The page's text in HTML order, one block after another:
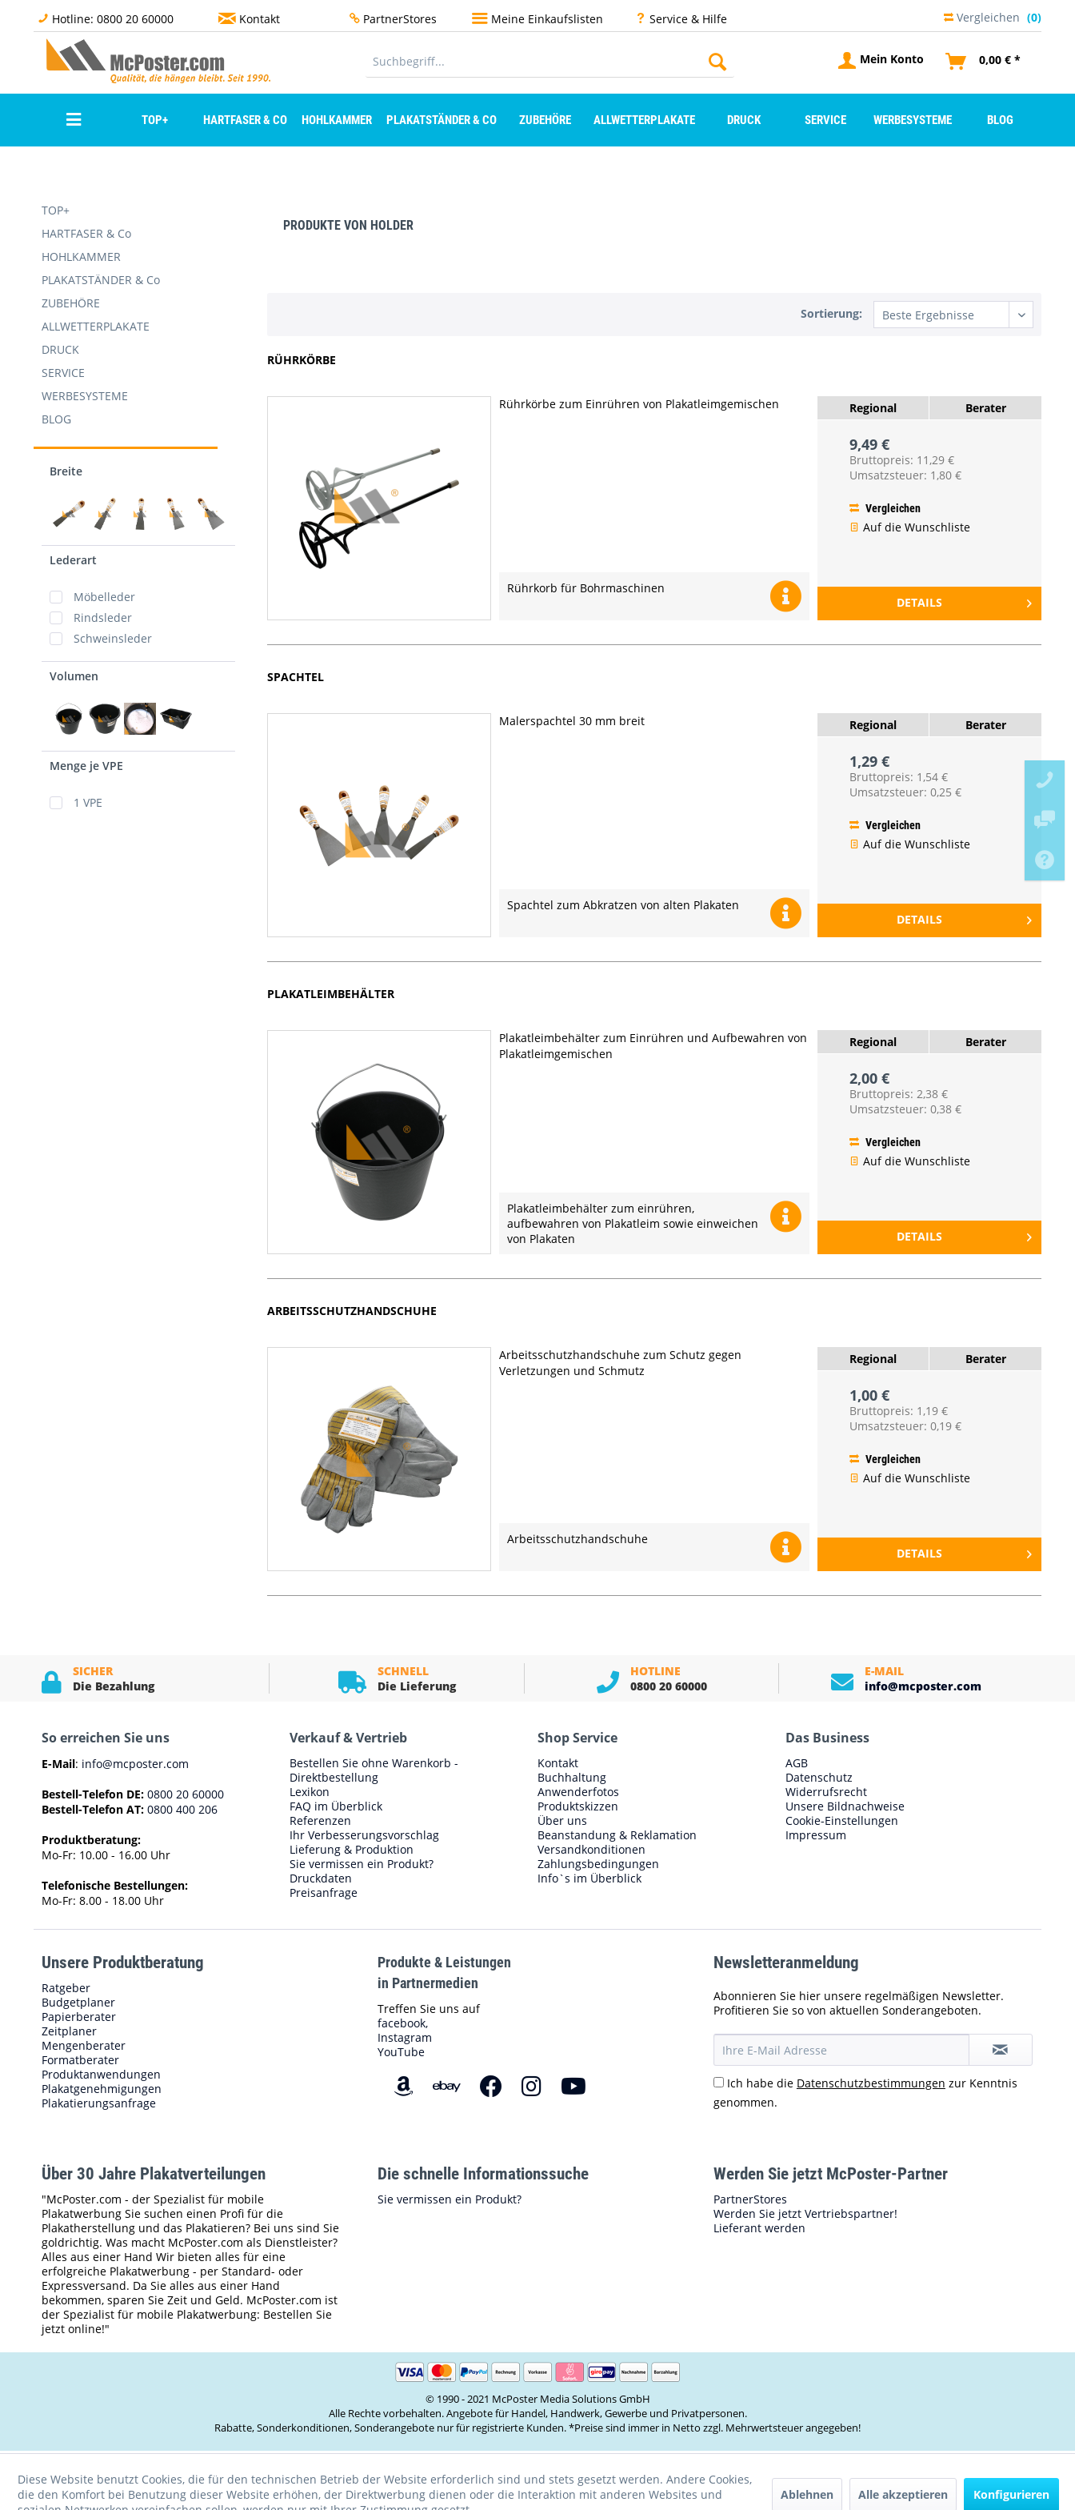
Hotline: 0800 20 60000 Kontakt PartnerStores Meine Einkaufslisten Service & Hilfe Vergleichen (0)
Mein Konto 0,00 € *
TOP+ HARTFASER & CO HOHLKAMMER PLAKATSTÄNDER & CO ZUBEHÖRE ALLWETTERPLAKATE DRUCK SERVICE WERBESYSTEME BLOG
TOP+
HARTFASER & Co
HOHLKAMMER
PLAKATSTÄNDER & Co
ZUBEHÖRE
ALLWETTERPLAKATE
DRUCK
SERVICE
WERBESYSTEME
BLOG
Breite
Lederart
Möbelleder
Rindsleder
Schweinsleder
Volumen
Menge je VPE
1 VPE
PRODUKTE VON HOLDER
Sortierung:
RÜHRKÖRBE
Rührkörbe zum Einrühren von Plakatleimgemischen
Rührkorb für Bohrmaschinen
Regional Berater
9,49 €
Bruttopreis: 11,29 €
Umsatzsteuer: 1,80 €
Vergleichen
Auf die Wunschliste
DETAILS
SPACHTEL
Malerspachtel 30 mm breit
Spachtel zum Abkratzen von alten Plakaten
Regional Berater
1,29 €
Bruttopreis: 1,54 €
Umsatzsteuer: 0,25 €
Vergleichen
Auf die Wunschliste
DETAILS
PLAKATLEIMBEHÄLTER
Plakatleimbehälter zum Einrühren und Aufbewahren von
Plakatleimgemischen
Plakatleimbehälter zum einrühren,
aufbewahren von Plakatleim sowie einweichen
von Plakaten
Regional Berater
2,00 €
Bruttopreis: 2,38 €
Umsatzsteuer: 0,38 €
Vergleichen
Auf die Wunschliste
DETAILS
ARBEITSSCHUTZHANDSCHUHE
Arbeitsschutzhandschuhe zum Schutz gegen
Verletzungen und Schmutz
Arbeitsschutzhandschuhe
Regional Berater
1,00 €
Bruttopreis: 1,19 €
Umsatzsteuer: 0,19 €
Vergleichen
Auf die Wunschliste
DETAILS
SICHER
Die Bezahlung
SCHNELL
Die Lieferung
HOTLINE
0800 20 60000
E-MAIL
info@mcposter.com
So erreichen Sie uns
E-Mail: info@mcposter.com
Bestell-Telefon DE: 0800 20 60000
Bestell-Telefon AT: 0800 400 206
Produktberatung:
Mo-Fr: 10.00 - 16.00 Uhr
Telefonische Bestellungen:
Mo-Fr: 8.00 - 18.00 Uhr
Verkauf & Vertrieb
Bestellen Sie ohne Warenkorb -
Direktbestellung
Lexikon
FAQ im Überblick
Referenzen
Ihr Verbesserungsvorschlag
Lieferung & Produktion
Sie vermissen ein Produkt?
Druckdaten
Preisanfrage
Shop Service
Kontakt
Buchhaltung
Anwenderfotos
Produktskizzen
Über uns
Beanstandung & Reklamation
Versandkonditionen
Zahlungsbedingungen
Info`s im Überblick
Das Business
AGB
Datenschutz
Widerrufsrecht
Unsere Bildnachweise
Cookie-Einstellungen
Impressum
Unsere Produktberatung
Ratgeber
Budgetplaner
Papierberater
Zeitplaner
Mengenberater
Formatberater
Produktanwendungen
Plakatgenehmigungen
Plakatierungsanfrage
Produkte & Leistungen
in Partnermedien
Treffen Sie uns auf
facebook,
Instagram
YouTube
Newsletteranmeldung
Abonnieren Sie hier unsere regelmäßigen Newsletter.
Profitieren Sie so von aktuellen Sonderangeboten.
Ich habe die Datenschutzbestimmungen zur Kenntnis
genommen.
Über 30 Jahre Plakatverteilungen
"McPoster.com - der Spezialist für mobile
Plakatwerbung Sie suchen einen Profi für die
Plakatherstellung und das Plakatieren? Bei uns sind Sie
goldrichtig. Was macht McPoster.com als Dienstleister?
Alles aus einer Hand Wir bieten alles für eine
erfolgreiche Plakatwerbung - per Standard- oder
Expressversand. Da Sie alles aus einer Hand
bekommen, sparen Sie Zeit und Geld. McPoster.com ist
der Spezialist für mobile Plakatwerbung: Bestellen Sie
jetzt online!"
Die schnelle Informationssuche
Sie vermissen ein Produkt?
Werden Sie jetzt McPoster-Partner
PartnerStores
Werden Sie jetzt Vertriebspartner!
Lieferant werden
© 1990 - 2021 McPoster Media Solutions GmbH
Alle Rechte vorbehalten. Angebote für Handel, Handwerk, Gewerbe und Privatpersonen.
Rabatte, Sonderkonditionen, Sonderangebote nur für registrierte Kunden. *Preise sind immer in Netto zzgl. Mehrwertsteuer angegeben!
Diese Website benutzt Cookies, die für den technischen Betrieb der Website erforderlich sind und stets gesetzt werden. Andere Cookies,
die den Komfort bei Benutzung dieser Website erhöhen, der Direktwerbung dienen oder die Interaktion mit anderen Websites und
Ablehnen Alle akzeptieren Konfigurieren